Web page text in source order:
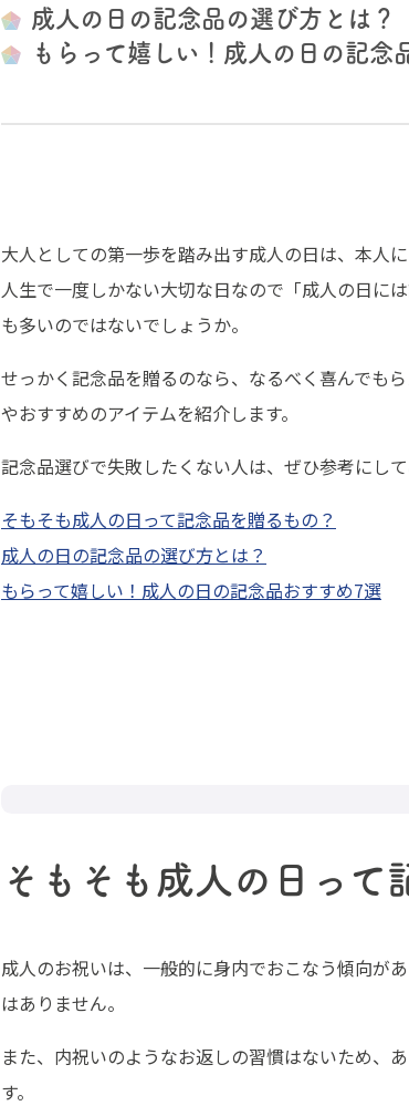
成人の日の記念品の選び方とは？
もらって嬉しい！成人の日の記念
大人としての第一歩を踏み出す成人の日は、本人
人生で一度しかない大切な日なので「成人の日に
も多いのではないでしょうか。
せっかく記念品を贈るのなら、なるべく喜んでも
やおすすめのアイテムを紹介します。
記念品選びで失敗したくない人は、ぜひ参考にして
そもそも成人の日って記念品を贈るもの？
成人の日の記念品の選び方とは？
もらって嬉しい！成人の日の記念品おすすめ7選
そもそも成人の日って
成人のお祝いは、一般的に身内でおこなう傾向が
はありません。
また、内祝いのようなお返しの習慣はないため、
す。